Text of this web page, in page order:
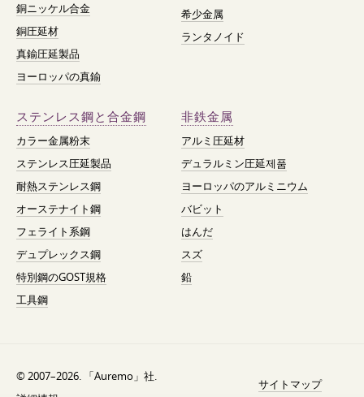
銅ニッケル合金
銅圧延材
真鍮圧延製品
ヨーロッパの真鍮
希少金属
ランタノイド
ステンレス鋼と合金鋼
カラー金属粉末
ステンレス圧延製品
耐熱ステンレス鋼
オーステナイト鋼
フェライト系鋼
デュプレックス鋼
特別鋼のGOST規格
工具鋼
非鉄金属
アルミ圧延材
デュラルミン圧延제품
ヨーロッパのアルミニウム
バビット
はんだ
スズ
鉛
© 2007–2026. 「Auremo」社.
サイトマップ